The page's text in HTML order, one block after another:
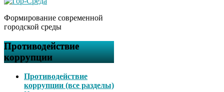
Формирование современной
городской среды
Противодействие
коррупции
Противодействие
коррупции (все разделы)